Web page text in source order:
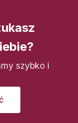
szybko i